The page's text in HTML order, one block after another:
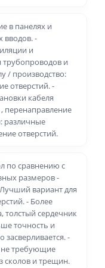
в панелях и
вводов. -
и
и
/ производство:
отверстий. -
кабеля
перенаправление
различные
отверстий.
по сравнению с
размеров -
вариант для
- Более
толстый сердечник
точность и
-
не требующие
сколов и трещин.